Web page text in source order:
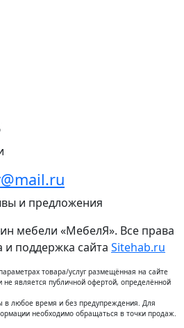
и предложения
мебели «МебелЯ». Все права
поддержка сайта Sitehab.ru
товара/услуг размещённая на сайте
является публичной офертой, определённой
любое время и без предупреждения. Для
необходимо обращаться в точки продаж.